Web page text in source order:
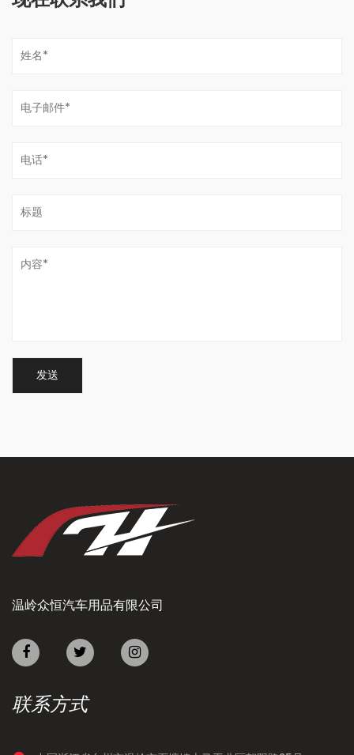
温岭众恒汽车用品有限公司
联系方式